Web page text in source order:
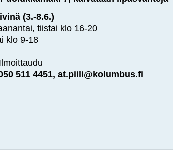
(3.-8.6.)
tiistai klo 16-20
klo 9-18
511 4451, at.piili@kolumbus.fi